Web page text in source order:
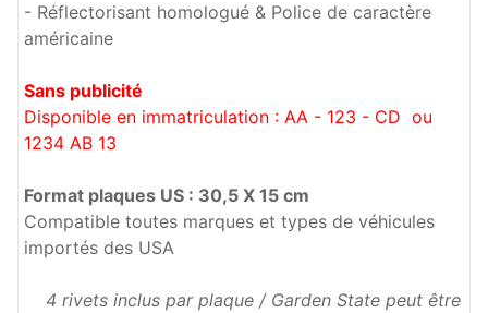
- Réflectorisant homologué & Police de caractère
américaine
Sans publicité
Disponible en immatriculation : AA - 123 - CD ou
1234 AB 13
Format plaques US : 30,5 X 15 cm
Compatible toutes marques et types de véhicules
importés des USA
4 rivets inclus par plaque / Garden State peut être